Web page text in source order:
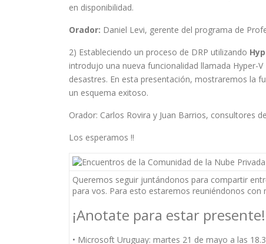
en disponibilidad.
Orador: Daniel Levi, gerente del programa de
2) Estableciendo un proceso de DRP utilizando
introdujo una nueva funcionalidad llamada Hyper-
desastres. En esta presentación, mostraremos la
un esquema exitoso.
Orador: Carlos Rovira y Juan Barrios, consultores de
Los esperamos !!
Queremos seguir juntándonos para compartir
para vos. Para esto estaremos reuniéndonos con
¡Anotate para estar presente!
• Microsoft Uruguay: martes 21 de mayo a las